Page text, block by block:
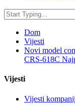
Dom
Vijesti
Novi model
CRS-618C
Vijesti
Vijesti